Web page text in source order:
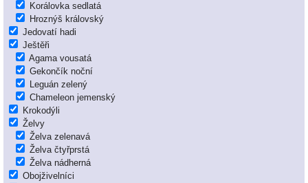
Korálovka sedlatá
Hroznýš královský
Jedovatí hadi
Ještěři
Agama vousatá
Gekončík noční
Leguán zelený
Chameleon jemenský
Krokodýli
Želvy
Želva zelenavá
Želva čtyřprstá
Želva nádherná
Obojživelníci